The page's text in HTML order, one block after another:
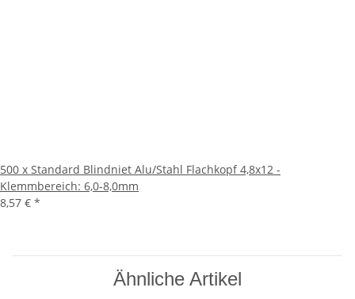
500 x Standard Blindniet Alu/Stahl Flachkopf 4,8x12 -
Klemmbereich: 6,0-8,0mm
8,57 € *
Ähnliche Artikel